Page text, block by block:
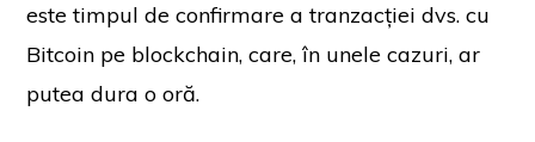
este timpul de confirmare a tranzacției dvs. cu
Bitcoin pe blockchain, care, în unele cazuri, ar
putea dura o oră.